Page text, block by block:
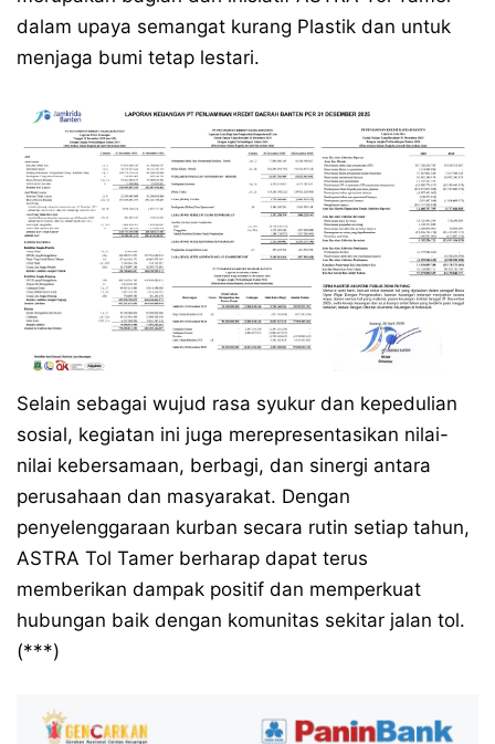
dalam upaya semangat kurang Plastik dan untuk
menjaga bumi tetap lestari.
Selain sebagai wujud rasa syukur dan kepedulian
sosial, kegiatan ini juga merepresentasikan nilai-
nilai kebersamaan, berbagi, dan sinergi antara
perusahaan dan masyarakat. Dengan
penyelenggaraan kurban secara rutin setiap tahun,
ASTRA Tol Tamer berharap dapat terus
memberikan dampak positif dan memperkuat
hubungan baik dengan komunitas sekitar jalan tol.
(***)